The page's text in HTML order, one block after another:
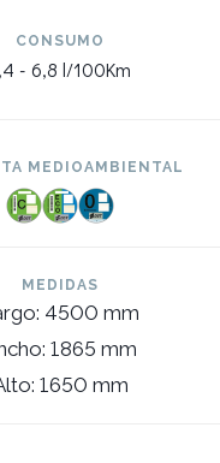
CONSUMO
- 6,8 l/100Km
MEDIOAMBIENTAL
MEDIDAS
4500 mm
1865 mm
1650 mm